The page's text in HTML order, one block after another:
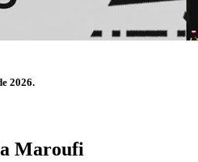
2026.
Maroufi